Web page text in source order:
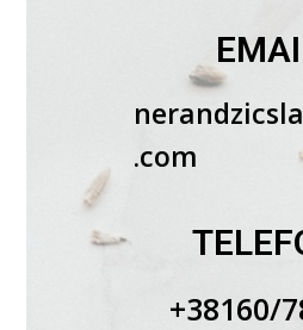
.com
+38160/